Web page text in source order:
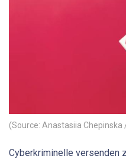
(Source: Anastasiia Chepinska
Cyberkriminelle versenden